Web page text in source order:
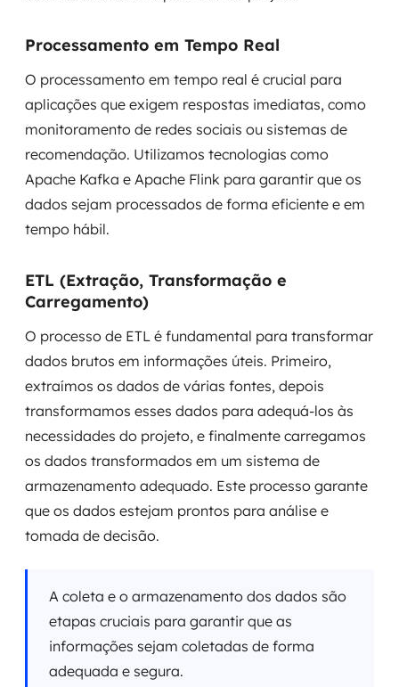
Processamento em Tempo Real
O processamento em tempo real é crucial para
aplicações que exigem respostas imediatas, como
monitoramento de redes sociais ou sistemas de
recomendação. Utilizamos tecnologias como
Apache Kafka e Apache Flink para garantir que os
dados sejam processados de forma eficiente e em
tempo hábil.
ETL (Extração, Transformação e
Carregamento)
O processo de ETL é fundamental para transformar
dados brutos em informações úteis. Primeiro,
extraímos os dados de várias fontes, depois
transformamos esses dados para adequá-los às
necessidades do projeto, e finalmente carregamos
os dados transformados em um sistema de
armazenamento adequado. Este processo garante
que os dados estejam prontos para análise e
tomada de decisão.
A coleta e o armazenamento dos dados são
etapas cruciais para garantir que as
informações sejam coletadas de forma
adequada e segura.